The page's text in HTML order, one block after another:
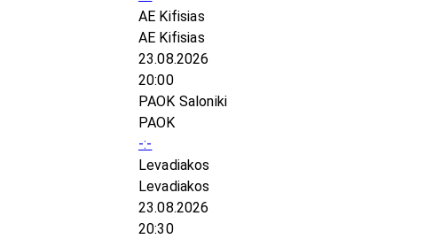
AE Kifisias
AE Kifisias
23.08.2026
20:00
PAOK Saloniki
PAOK
-:-
Levadiakos
Levadiakos
23.08.2026
20:30